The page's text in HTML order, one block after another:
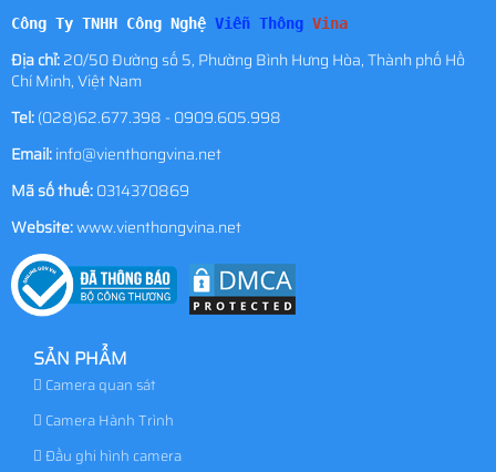
Công Ty TNHH Công Nghệ Viễn Thông Vina
Địa chỉ:20/50 Đường số 5, Phường Bình Hưng Hòa, Thành phố Hồ
Chí Minh, Việt Nam
Tel:(028)62.677.398 - 0909.605.998
Email:info@vienthongvina.net
Mã số thuế:0314370869
Website:www.vienthongvina.net
SẢN PHẨM
Camera quan sát
Camera Hành Trình
Đầu ghi hình camera